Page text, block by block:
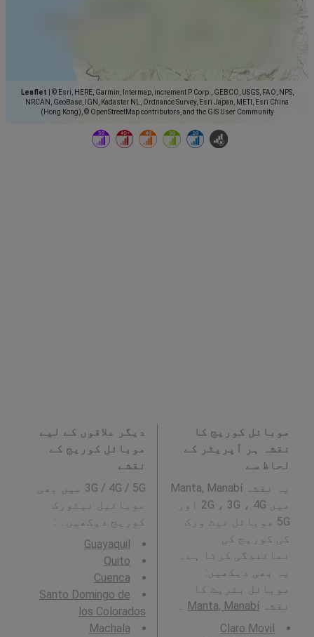
Leaflet
© Esri, HERE, Garmin, Intermap, increment P Corp., GEBCO, USGS, FAO, NPS,
NRCAN, GeoBase, IGN, Kadaster NL, Ordnance Survey, Esri Japan, METI, Esri China
(Hong Kong), © OpenStreetMap contributors, and the GIS User Community
موبائل کوریج کا
نقشہ ہر آپریٹر کے
لحاظ سے
یہ نقشہ Manta, Manabí
میں 2G ، 3G ، 4G اور
5G موبائل نیٹ ورک
کی کوریج کی
نمائندگی کرتا ہے۔
یہ بھی دیکھیں:
موبائل بٹریٹ کا
نقشہ Manta, Manabí
Claro Movil
دیگر علاقوں کے لیے
موبائل کوریج کے
نقشے
3G / 4G / 5G میں بھی
موبائیل نیٹورک
کوریج دیکھیں۔ :
Guayaquil
Quito
Cuenca
Santo Domingo de
los Colorados
Machala